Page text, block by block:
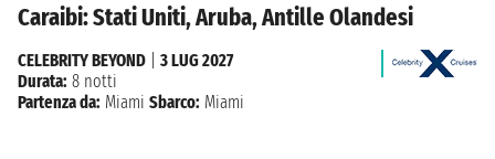
Caraibi: Stati Uniti, Aruba, Antille Olandesi
CELEBRITY BEYOND
3 LUG 2027
Durata: 8 notti
Partenza da: Miami Sbarco: Miami